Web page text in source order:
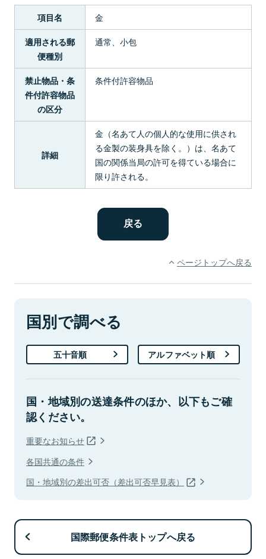
項目名 金
適用される郵
便種別
通常、小包
禁止物品・条
件付許容物品
の区分
条件付許容物品
詳細
金（名あて人の個人的な使用に供され
る金製の装身具を除く。）は、名あて
国の関係当局の許可を得ている場合に
限り許される。
ページトップへ戻る
国別で調べる
五十音順 アルファベット順
国・地域別の送達条件のほか、以下もご確
認ください。
重要なお知らせ
各国共通の条件
国・地域別の差出可否（差出可否早見表）
国際郵便条件表トップへ戻る